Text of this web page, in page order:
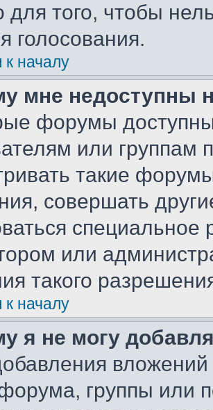
для того, чтобы
голосования.
к началу
мне недоступны
форумы
или группам
такие
совершать
или
такого
к началу
я не могу
группы или